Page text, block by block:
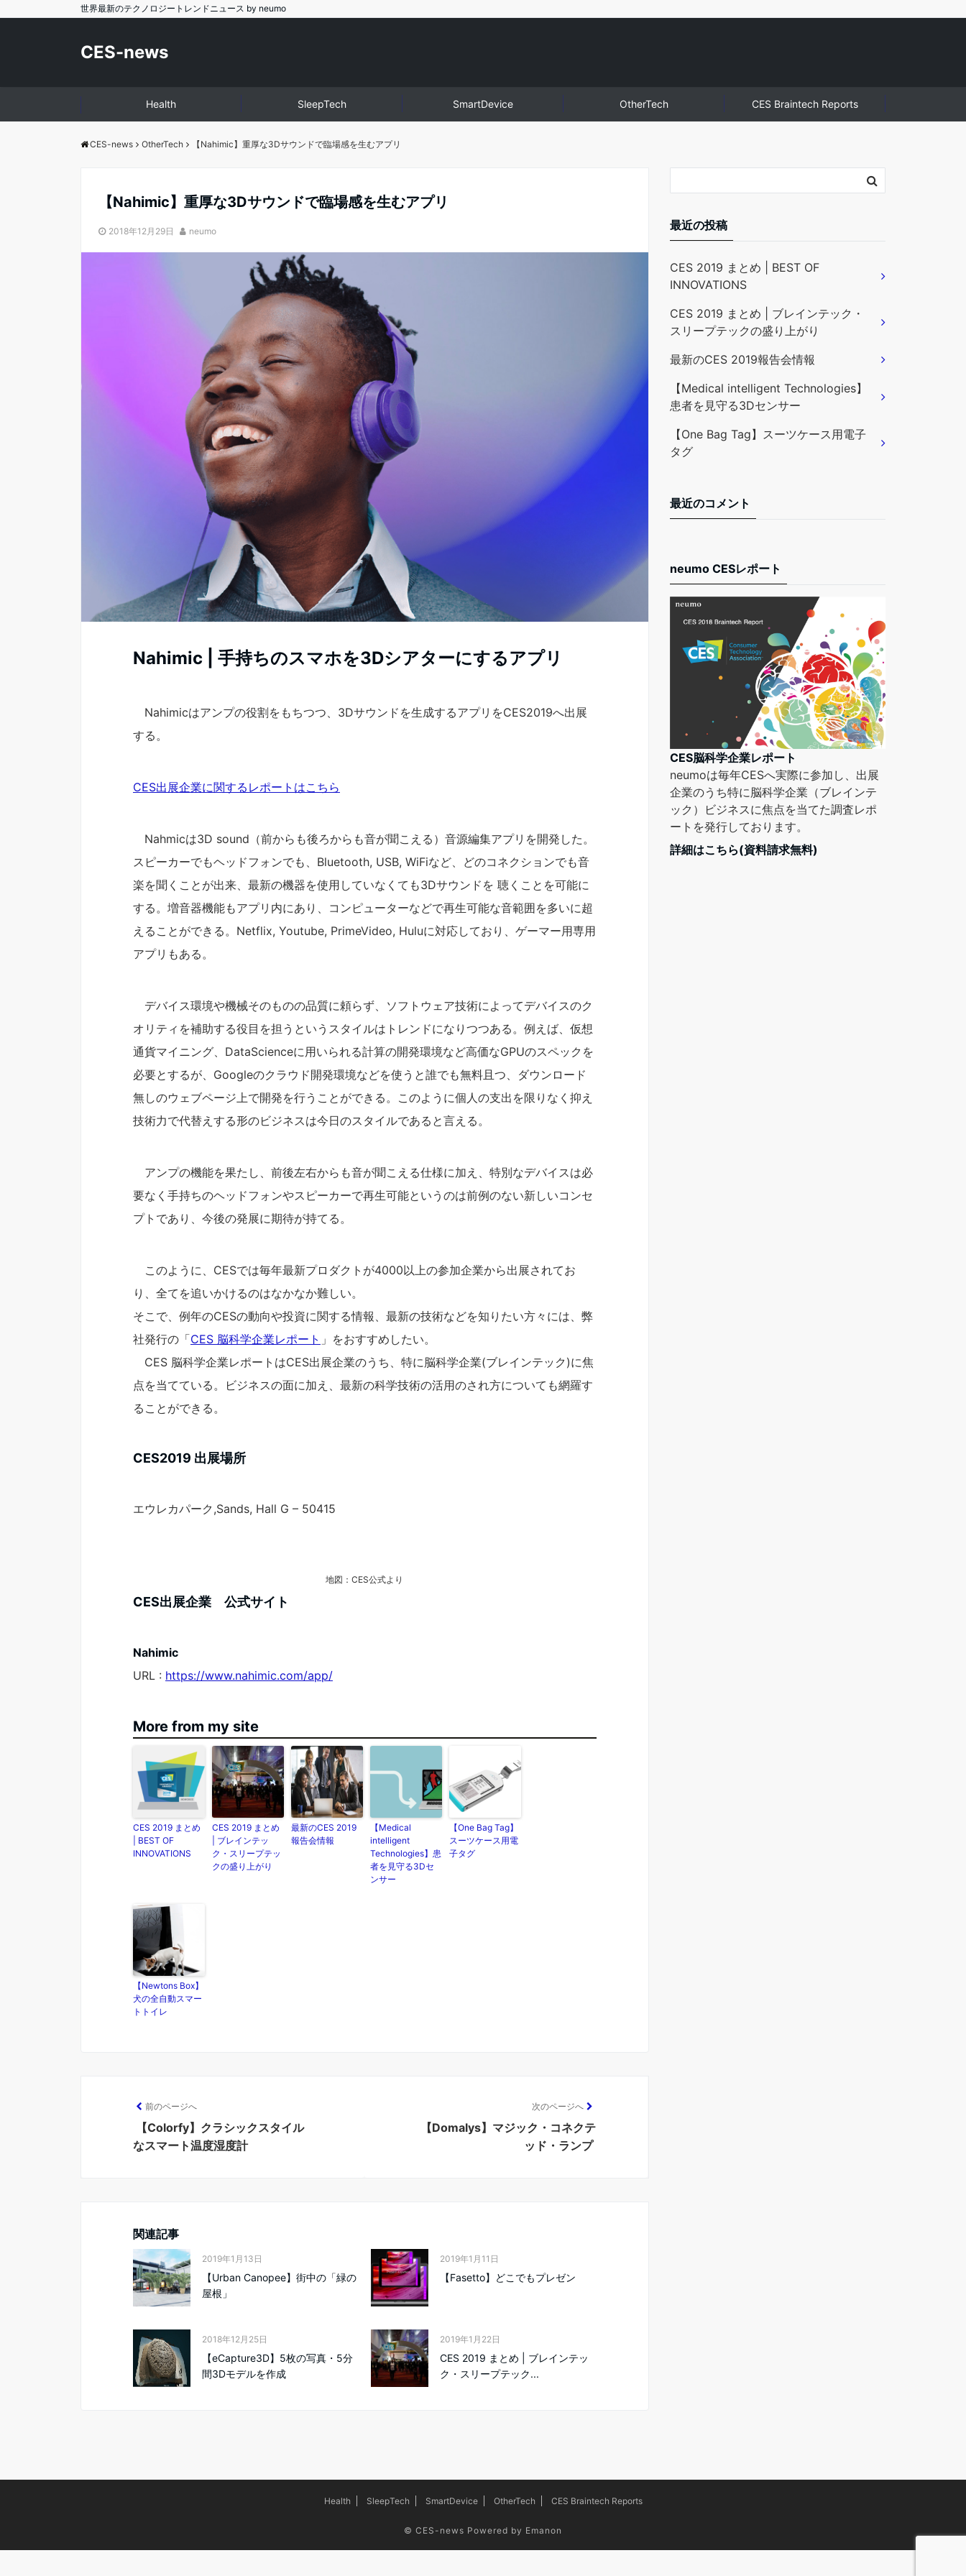
世界最新のテクノロジートレンドニュース by neumo
CES-news
Health SleepTech SmartDevice OtherTech CES Braintech Reports
CES-news OtherTech 【Nahimic】重厚な3Dサウンドで臨場感を生むアプリ
【Nahimic】重厚な3Dサウンドで臨場感を生むアプリ
2018年12月29日 neumo
Nahimic | 手持ちのスマホを3Dシアターにするアプリ
Nahimicはアンプの役割をもちつつ、3Dサウンドを生成するアプリをCES2019へ出展
する。
CES出展企業に関するレポートはこちら
Nahmicは3D sound（前からも後ろからも音が聞こえる）音源編集アプリを開発した。
スピーカーでもヘッドフォンでも、Bluetooth, USB, WiFiなど、どのコネクションでも音
楽を聞くことが出来、最新の機器を使用していなくても3Dサウンドを 聴くことを可能に
する。増音器機能もアプリ内にあり、コンピューターなどで再生可能な音範囲を多いに超
えることができる。Netflix, Youtube, PrimeVideo, Huluに対応しており、ゲーマー用専用
アプリもある。
デバイス環境や機械そのものの品質に頼らず、ソフトウェア技術によってデバイスのク
オリティを補助する役目を担うというスタイルはトレンドになりつつある。例えば、仮想
通貨マイニング、DataScienceに用いられる計算の開発環境など高価なGPUのスペックを
必要とするが、Googleのクラウド開発環境などを使うと誰でも無料且つ、ダウンロード
無しのウェブページ上で開発を行うことができる。このように個人の支出を限りなく抑え
技術力で代替えする形のビジネスは今日のスタイルであると言える。
アンプの機能を果たし、前後左右からも音が聞こえる仕様に加え、特別なデバイスは必
要なく手持ちのヘッドフォンやスピーカーで再生可能というのは前例のない新しいコンセ
プトであり、今後の発展に期待が持てる。
このように、CESでは毎年最新プロダクトが4000以上の参加企業から出展されてお
り、全てを追いかけるのはなかなか難しい。
そこで、例年のCESの動向や投資に関する情報、最新の技術などを知りたい方々には、弊
社発行の「CES 脳科学企業レポート 」をおすすめしたい。
CES 脳科学企業レポートはCES出展企業のうち、特に脳科学企業(ブレインテック)に焦
点を当てている。ビジネスの面に加え、最新の科学技術の活用のされ方についても網羅す
ることができる。
CES2019 出展場所
エウレカパーク,Sands, Hall G – 50415
地図：CES公式より
CES出展企業 公式サイト
Nahimic
URL : https://www.nahimic.com/app/
More from my site
CES 2019 まとめ
| BEST OF
INNOVATIONS
CES 2019 まとめ
| ブレインテッ
ク・スリープテッ
クの盛り上がり
最新のCES 2019
報告会情報
【Medical
intelligent
Technologies】患
者を見守る3Dセ
ンサー
【One Bag Tag】
スーツケース用電
子タグ
【Newtons Box】
犬の全自動スマー
トトイレ
前のページへ
【Colorfy】クラシックスタイル
なスマート温度湿度計
次のページへ
【Domalys】マジック・コネクテ
ッド・ランプ
関連記事
2019年1月13日
【Urban Canopee】街中の「緑の
屋根」
2019年1月11日
【Fasetto】どこでもプレゼン
2018年12月25日
【eCapture3D】5枚の写真・5分
間3Dモデルを作成
2019年1月22日
CES 2019 まとめ | ブレインテッ
ク・スリープテック...
最近の投稿
CES 2019 まとめ | BEST OF
INNOVATIONS
CES 2019 まとめ | ブレインテック・
スリープテックの盛り上がり
最新のCES 2019報告会情報
【Medical intelligent Technologies】
患者を見守る3Dセンサー
【One Bag Tag】スーツケース用電子
タグ
最近のコメント
neumo CESレポート
CES脳科学企業レポート
neumoは毎年CESへ実際に参加し、出展
企業のうち特に脳科学企業（ブレインテ
ック）ビジネスに焦点を当てた調査レポ
ートを発行しております。
詳細はこちら(資料請求無料)
Health SleepTech SmartDevice OtherTech CES Braintech Reports
© CES-news Powered by Emanon